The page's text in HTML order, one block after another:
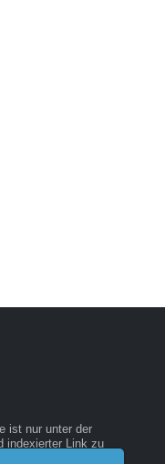
ist nur unter der
indexierter Link zu